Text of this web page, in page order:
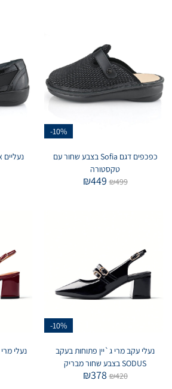
-10%
כפכפים דגם Sofia בצבע שחור עם
טקסטורה
₪499
₪449
-10%
נעלי עקב מרי ג`יין פתוחות בעקב
SODUS בצבע שחור מבריק
₪420
₪378